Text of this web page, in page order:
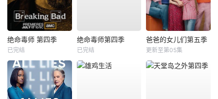
绝命毒师 第四季
已完结
绝命毒师第四季
已完结
爸爸的女儿们第五季
更新至第05集